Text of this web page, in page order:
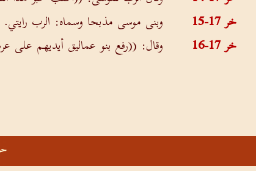
خر 17-15
وبنى موسى مذبحا وسماه: الرب رايتي.
خر 17-16
وقال: ((رفع بنو عماليق أيديهم